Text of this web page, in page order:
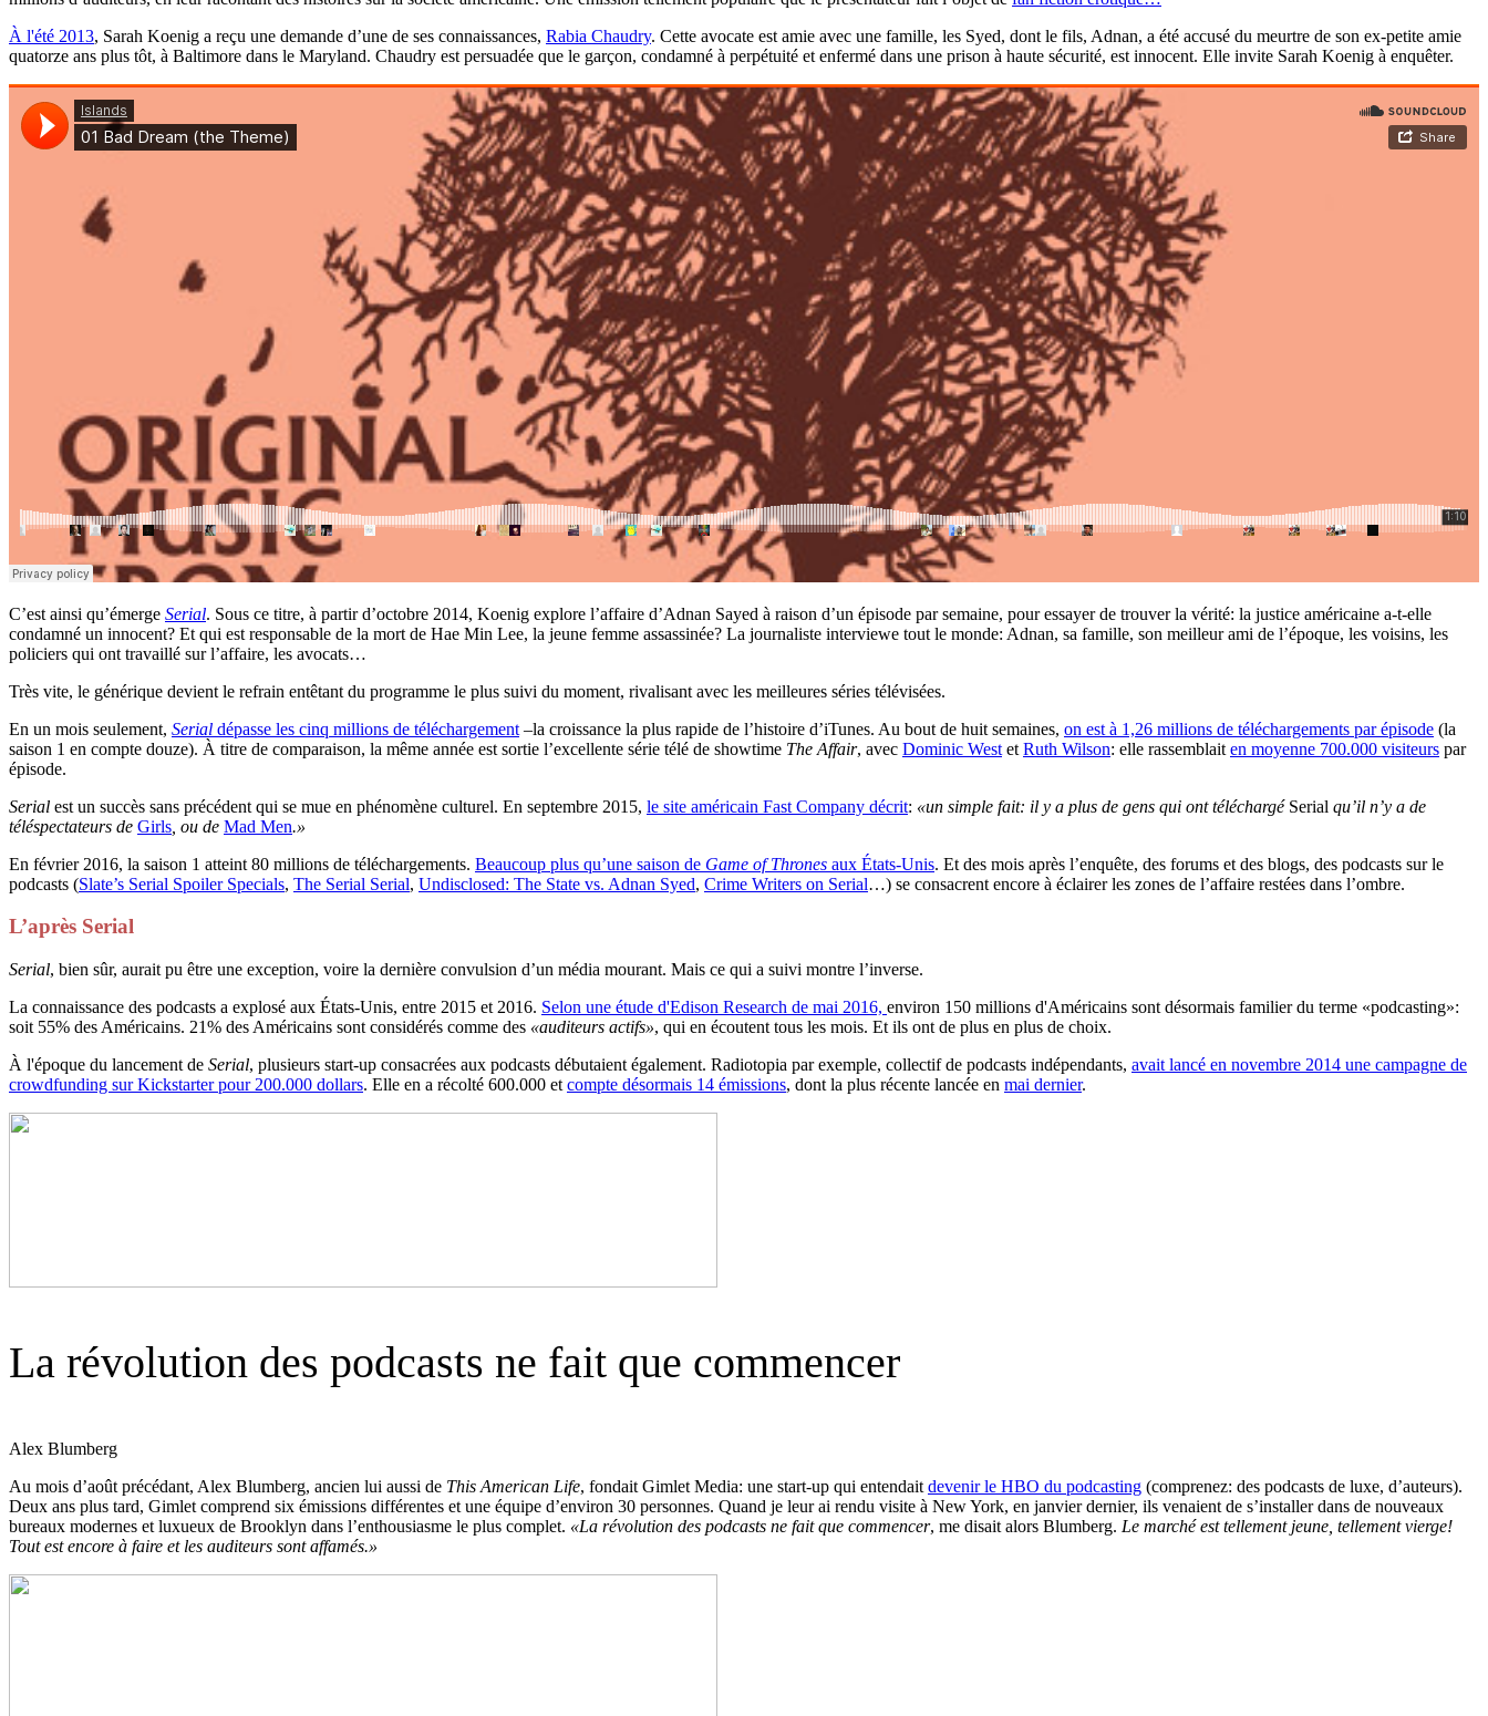
À l'été 2013, Sarah Koenig a reçu une demande d’une de ses connaissances, Rabia Chaudry. Cette avocate est amie avec une famille, les Syed, dont le fils, Adnan, a été accusé du meurtre de son ex-petite amie
quatorze ans plus tôt, à Baltimore dans le Maryland. Chaudry est persuadée que le garçon, condamné à perpétuité et enfermé dans une prison à haute sécurité, est innocent. Elle invite Sarah Koenig à enquêter.
C’est ainsi qu’émerge Serial. Sous ce titre, à partir d’octobre 2014, Koenig explore l’affaire d’Adnan Sayed à raison d’un épisode par semaine, pour essayer de trouver la vérité: la justice américaine a-t-elle
condamné un innocent? Et qui est responsable de la mort de Hae Min Lee, la jeune femme assassinée? La journaliste interviewe tout le monde: Adnan, sa famille, son meilleur ami de l’époque, les voisins, les
policiers qui ont travaillé sur l’affaire, les avocats…
Très vite, le générique devient le refrain entêtant du programme le plus suivi du moment, rivalisant avec les meilleures séries télévisées.
En un mois seulement, Serial dépasse les cinq millions de téléchargement –la croissance la plus rapide de l’histoire d’iTunes. Au bout de huit semaines, on est à 1,26 millions de téléchargements par épisode (la
saison 1 en compte douze). À titre de comparaison, la même année est sortie l’excellente série télé de showtime The Affair, avec Dominic West et Ruth Wilson: elle rassemblait en moyenne 700.000 visiteurs par
épisode.
Serial est un succès sans précédent qui se mue en phénomène culturel. En septembre 2015, le site américain Fast Company décrit: «un simple fait: il y a plus de gens qui ont téléchargé Serial qu’il n’y a de
téléspectateurs de Girls , ou de Mad Men.»
En février 2016, la saison 1 atteint 80 millions de téléchargements. Beaucoup plus qu’une saison de Game of Thrones aux États-Unis. Et des mois après l’enquête, des forums et des blogs, des podcasts sur le
podcasts (Slate’s Serial Spoiler Specials, The Serial Serial, Undisclosed: The State vs. Adnan Syed, Crime Writers on Serial…) se consacrent encore à éclairer les zones de l’affaire restées dans l’ombre.
L’après Serial
Serial, bien sûr, aurait pu être une exception, voire la dernière convulsion d’un média mourant. Mais ce qui a suivi montre l’inverse.
La connaissance des podcasts a explosé aux États-Unis, entre 2015 et 2016. Selon une étude d'Edison Research de mai 2016, environ 150 millions d'Américains sont désormais familier du terme «podcasting»:
soit 55% des Américains. 21% des Américains sont considérés comme des «auditeurs actifs», qui en écoutent tous les mois. Et ils ont de plus en plus de choix.
À l'époque du lancement de Serial, plusieurs start-up consacrées aux podcasts débutaient également. Radiotopia par exemple, collectif de podcasts indépendants, avait lancé en novembre 2014 une campagne de
crowdfunding sur Kickstarter pour 200.000 dollars. Elle en a récolté 600.000 et compte désormais 14 émissions, dont la plus récente lancée en mai dernier.
La révolution des podcasts ne fait que commencer
Alex Blumberg
Au mois d’août précédant, Alex Blumberg, ancien lui aussi de This American Life, fondait Gimlet Media: une start-up qui entendait devenir le HBO du podcasting (comprenez: des podcasts de luxe, d’auteurs).
Deux ans plus tard, Gimlet comprend six émissions différentes et une équipe d’environ 30 personnes. Quand je leur ai rendu visite à New York, en janvier dernier, ils venaient de s’installer dans de nouveaux
bureaux modernes et luxueux de Brooklyn dans l’enthousiasme le plus complet. «La révolution des podcasts ne fait que commencer, me disait alors Blumberg. Le marché est tellement jeune, tellement vierge!
Tout est encore à faire et les auditeurs sont affamés.»